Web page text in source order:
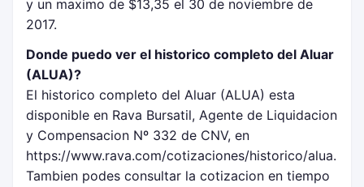
y un maximo de $13,35 el 30 de noviembre de
2017.
Donde puedo ver el historico completo del Aluar
(ALUA)?
El historico completo del Aluar (ALUA) esta
disponible en Rava Bursatil, Agente de Liquidacion
y Compensacion Nº 332 de CNV, en
https://www.rava.com/cotizaciones/historico/alua.
Tambien podes consultar la cotizacion en tiempo